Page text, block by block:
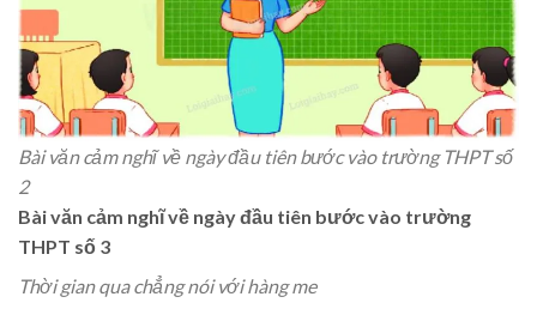
Bài văn cảm nghĩ về ngày đầu tiên bước vào trường THPT số
2
Bài văn cảm nghĩ về ngày đầu tiên bước vào trường
THPT số 3
Thời gian qua chẳng nói với hàng me